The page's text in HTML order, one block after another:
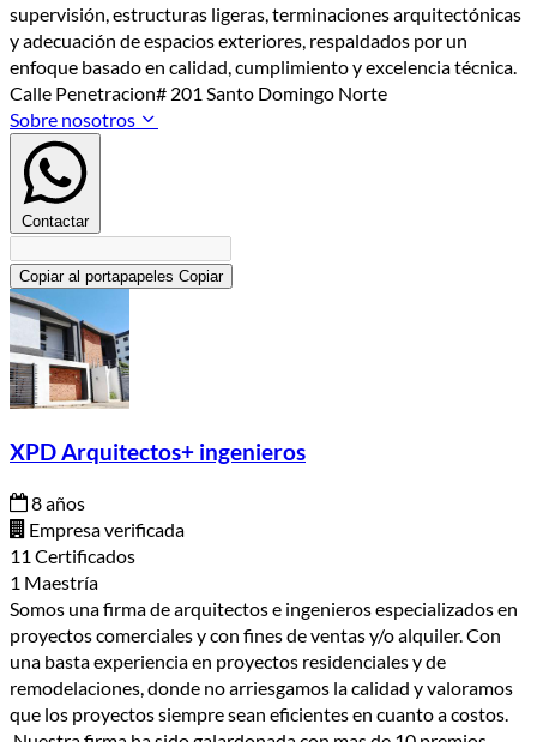
supervisión, estructuras ligeras, terminaciones arquitectónicas
y adecuación de espacios exteriores, respaldados por un
enfoque basado en calidad, cumplimiento y excelencia técnica.
Calle Penetracion# 201 Santo Domingo Norte
Sobre nosotros
Contactar
Copiar al portapapeles Copiar
XPD Arquitectos+ ingenieros
8 años
Empresa verificada
11 Certificados
1 Maestría
Somos una firma de arquitectos e ingenieros especializados en
proyectos comerciales y con fines de ventas y/o alquiler. Con
una basta experiencia en proyectos residenciales y de
remodelaciones, donde no arriesgamos la calidad y valoramos
que los proyectos siempre sean eficientes en cuanto a costos.